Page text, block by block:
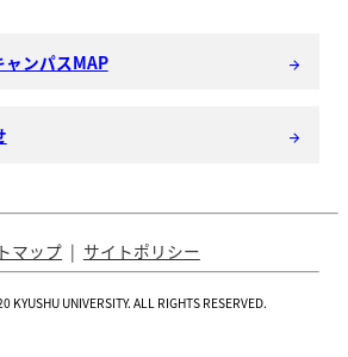
ャンパスMAP arrow_forward
arrow_forward
マップ サイトポリシー
KYUSHU UNIVERSITY. ALL RIGHTS RESERVED.